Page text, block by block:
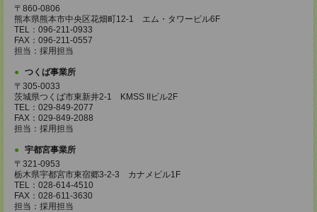
〒860-0806
熊本県熊本市中央区花畑町12-1 エム・タワービル6F
TEL：096-211-0933
FAX：096-211-0557
担当：採用担当
つくば事業所
〒305-0033
茨城県つくば市東新井2-1 KMSS IIビル2F
TEL：029-849-2077
FAX：029-849-2088
担当：採用担当
宇都宮事業所
〒321-0953
栃木県宇都宮市東宿郷3-2-3 カナメビル1F
TEL：028-614-4510
FAX：028-611-3630
担当：採用担当